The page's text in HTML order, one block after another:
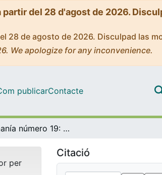
del 28 d'agost de 2026.
28 de agosto de 2026. Disculpad las
We apologize for any inconvenience.
publicarContacte
Fiscalmanía número 19: novedades que debemos conocer
per
Citació